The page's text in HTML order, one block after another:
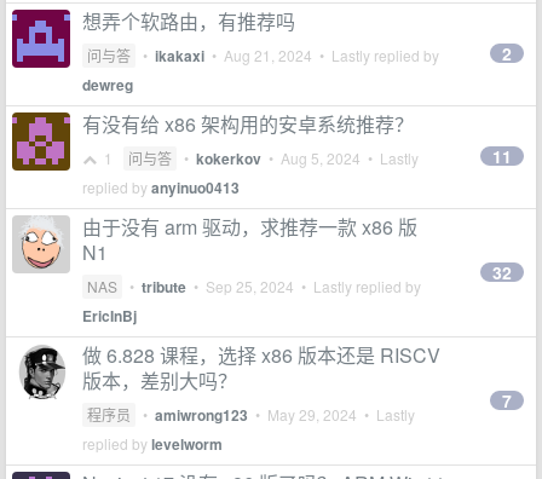
想弄个软路由，有推荐吗
问与答 • ikakaxi • Aug 21, 2024 • Lastly replied by
dewreg
2
有没有给 x86 架构用的安卓系统推荐？
1 问与答 • kokerkov • Aug 5, 2024 • Lastly
replied byanyinuo0413
11
由于没有 arm 驱动，求推荐一款 x86 版
N1
NAS • tribute • Sep 25, 2024 • Lastly replied by
EricInBj
32
做 6.828 课程，选择 x86 版本还是 RISCV
版本，差别大吗？
程序员 • amiwrong123 • May 29, 2024 • Lastly
replied bylevelworm
7